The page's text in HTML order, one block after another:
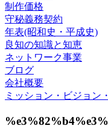
制作価格
守秘義務契約
年表(昭和史・平成史)
良知の知識と知恵
ネットワーク事業
ブログ
会社概要
ミッション・ビジョン